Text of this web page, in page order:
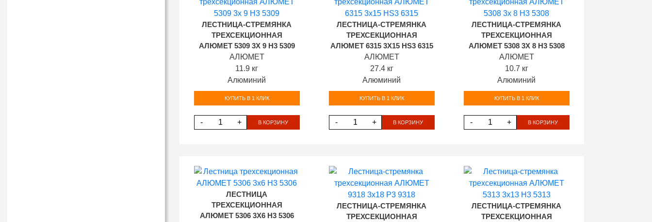
ЛЕСТНИЦА-СТРЕМЯНКА
ТРЕХСЕКЦИОННАЯ
АЛЮМЕТ 5309 3Х 9 H3 5309
АЛЮМЕТ
11.9 кг
Алюминий
КУПИТЬ В 1 КЛИК
- + В КОРЗИНУ
ЛЕСТНИЦА-СТРЕМЯНКА
ТРЕХСЕКЦИОННАЯ
АЛЮМЕТ 6315 3Х15 HS3 6315
АЛЮМЕТ
27.4 кг
Алюминий
КУПИТЬ В 1 КЛИК
- + В КОРЗИНУ
ЛЕСТНИЦА-СТРЕМЯНКА
ТРЕХСЕКЦИОННАЯ
АЛЮМЕТ 5308 3Х 8 H3 5308
АЛЮМЕТ
10.7 кг
Алюминий
КУПИТЬ В 1 КЛИК
- + В КОРЗИНУ
ЛЕСТНИЦА
ТРЕХСЕКЦИОННАЯ
АЛЮМЕТ 5306 3Х6 H3 5306
ЛЕСТНИЦА-СТРЕМЯНКА
ТРЕХСЕКЦИОННАЯ
ЛЕСТНИЦА-СТРЕМЯНКА
ТРЕХСЕКЦИОННАЯ